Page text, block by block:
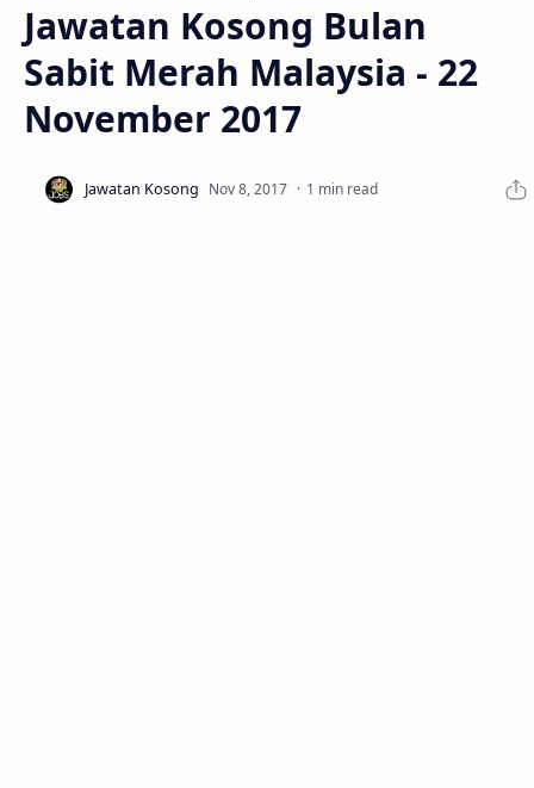
Jawatan Kosong Bulan
Sabit Merah Malaysia - 22
November 2017
1 min read